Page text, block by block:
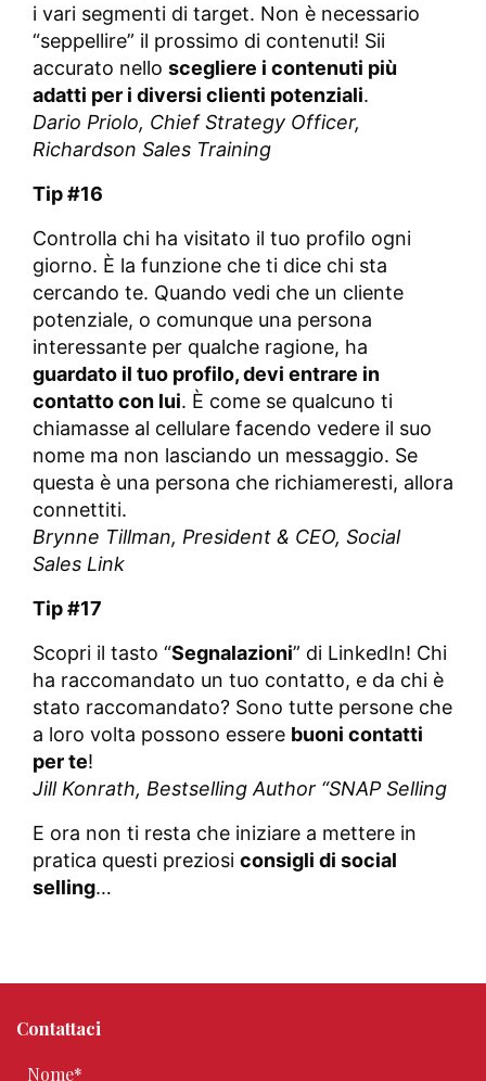
i vari segmenti di target. Non è necessario
“seppellire” il prossimo di contenuti! Sii
accurato nello scegliere i contenuti più
adatti per i diversi clienti potenziali.
Dario Priolo, Chief Strategy Officer,
Richardson Sales Training
Tip #16
Controlla chi ha visitato il tuo profilo ogni
giorno. È la funzione che ti dice chi sta
cercando te. Quando vedi che un cliente
potenziale, o comunque una persona
interessante per qualche ragione, ha
guardato il tuo profilo, devi entrare in
contatto con lui. È come se qualcuno ti
chiamasse al cellulare facendo vedere il suo
nome ma non lasciando un messaggio. Se
questa è una persona che richiameresti, allora
connettiti.
Brynne Tillman, President & CEO, Social
Sales Link
Tip #17
Scopri il tasto “Segnalazioni” di LinkedIn! Chi
ha raccomandato un tuo contatto, e da chi è
stato raccomandato? Sono tutte persone che
a loro volta possono essere buoni contatti
per te!
Jill Konrath, Bestselling Author “SNAP Selling
E ora non ti resta che iniziare a mettere in
pratica questi preziosi consigli di social
selling…
Contattaci